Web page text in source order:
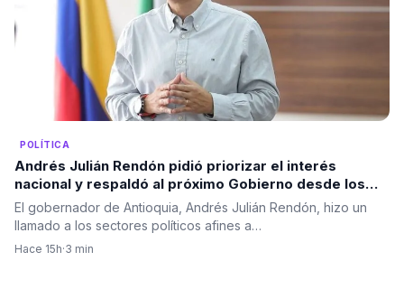
POLÍTICA
Andrés Julián Rendón pidió priorizar el interés
nacional y respaldó al próximo Gobierno desde los
principios del Centro Democrático
El gobernador de Antioquia, Andrés Julián Rendón, hizo un
llamado a los sectores políticos afines a…
Hace 15h·3 min